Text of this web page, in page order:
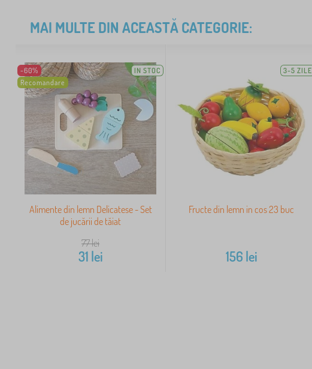
MAI MULTE DIN ACEASTĂ CATEGORIE:
-60%
Recomandare
IN STOC
Alimente din lemn Delicatese - Set
de jucării de tăiat
77lei
31 lei
3-5 ZILE
Fructe din lemn in cos 23 buc
156 lei